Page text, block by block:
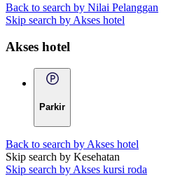
Back to search by Nilai Pelanggan
Skip search by Akses hotel
Akses hotel
Parkir
Back to search by Akses hotel
Skip search by Kesehatan
Skip search by Akses kursi roda